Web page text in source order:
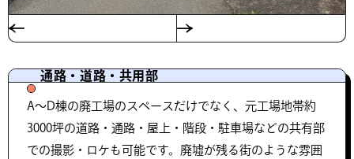
通路・道路・共用部
A〜D棟の廃工場のスペースだけでなく、元工場地帯約
3000坪の道路・通路・屋上・階段・駐車場などの共有部
での撮影・ロケも可能です。廃墟が残る街のような雰囲